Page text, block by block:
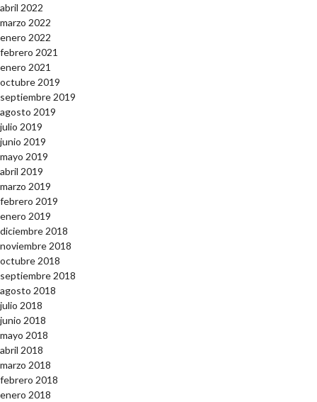
abril 2022
marzo 2022
enero 2022
febrero 2021
enero 2021
octubre 2019
septiembre 2019
agosto 2019
julio 2019
junio 2019
mayo 2019
abril 2019
marzo 2019
febrero 2019
enero 2019
diciembre 2018
noviembre 2018
octubre 2018
septiembre 2018
agosto 2018
julio 2018
junio 2018
mayo 2018
abril 2018
marzo 2018
febrero 2018
enero 2018